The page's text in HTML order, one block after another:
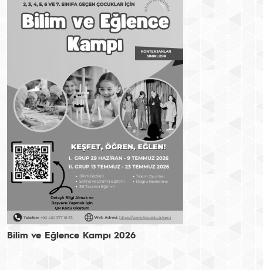
Bilim ve Eğlence Kampı 2026